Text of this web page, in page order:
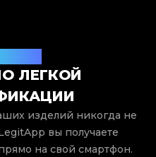
ЛЕГКОЙ
изделий никогда не
вы получаете
на свой смартфон.